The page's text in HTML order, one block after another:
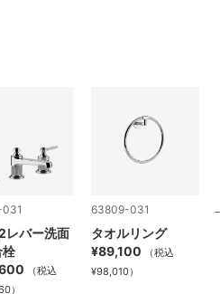
レバー洗面
栓
（税込
）
63809-031
タオルリング
¥89,100
（税込
¥98,010）